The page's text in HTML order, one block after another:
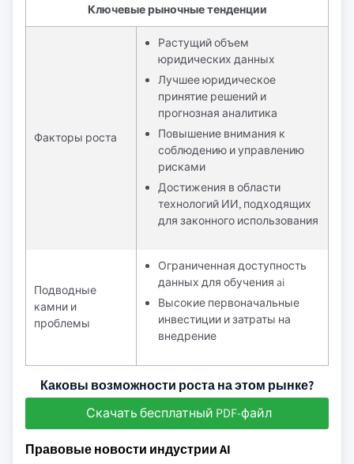
Ключевые рыночные тенденции
Факторы роста
Растущий объем
юридических данных
Лучшее юридическое
принятие решений и
прогнозная аналитика
Повышение внимания к
соблюдению и управлению
рисками
Достижения в области
технологий ИИ, подходящих
для законного использования
Подводные
камни и
проблемы
Ограниченная доступность
данных для обучения ai
Высокие первоначальные
инвестиции и затраты на
внедрение
Каковы возможности роста на этом рынке?
Скачать бесплатный PDF-файл
Правовые новости индустрии AI